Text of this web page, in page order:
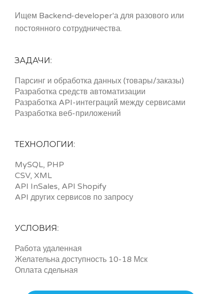
Ищем Backend-developer'а для разового или
постоянного сотрудничества.
ЗАДАЧИ:
Парсинг и обработка данных (товары/заказы)
Разработка средств автоматизации
Разработка API-интеграций между сервисами
Разработка веб-приложений
ТЕХНОЛОГИИ:
MySQL, PHP
CSV, XML
API InSales, API Shopify
API других сервисов по запросу
УСЛОВИЯ:
Работа удаленная
Желательна доступность 10-18 Мск
Оплата сдельная